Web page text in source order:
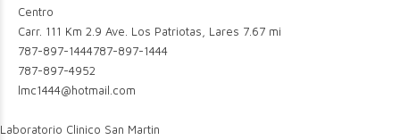
Centro
Carr. 111 Km 2.9 Ave. Los Patriotas, Lares 7.67 mi
787-897-1444787-897-1444
787-897-4952
lmc1444@hotmail.com
Laboratorio Clinico San Martin